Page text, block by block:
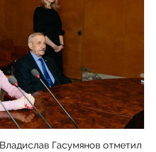
Гасумянов отметил